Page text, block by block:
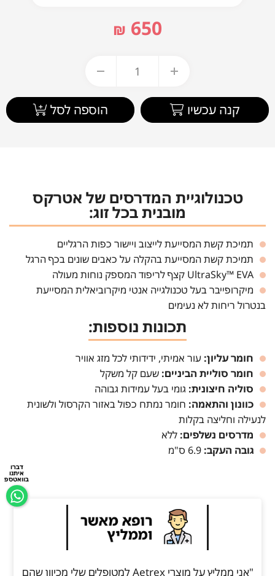
דברו
איתנו
בוואטספ
650
₪
קנה עכשיו הוספה לסל
טכנולוגיית המדרסים של אטרקס
מובנית בכל זוג:
תמיכת קשת המסייעת לייצוב ויישור כפות הרגליים
תמיכת קשת המסייעת בהקלה על כאבים שונים בכף הרגל
UltraSky™ EVA קצף לריפוד המספק נוחות מעולה
מיקרופייבר בעל טכנולגייה אנטי מיקרוביאלית המסייעת
בנטרול ריחות לא נעימים
תכונות נוספות:
חומר עליון: עור אמיתי, ידידותי לכל מזג אוויר
חומר סוליית הביניים: שעם קל משקל
סוליה חיצונית: גומי בעל עמידות גבוהה
כוונון והתאמה: חומר נמתח כפול באזור הקרסול ולשונית
לנעילה וחליצה בקלות
מדרסים נשלפים: ללא
גובה העקב:
"אני ממליץ על מוצרי Aetrex למטופלים שלי מכיוון שהם